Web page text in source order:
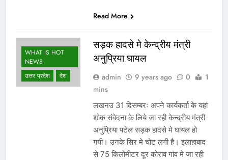
Read More
WHAT IS HOT
NEWS
उत्तर प्रदेश
देश
सड़क हादसे मे केन्द्रीय मंत्री
अनुप्रिया घायल
admin 9 years ago 0
1
mins
लखनउ 31 दिसम्बरः अपने कार्यकर्ता के यहां
शोक संवेदना के लिये जा रही केन्द्रीय मंत्री
अनुप्रिया पटेल सड़क हादसे मे घायल हो
गयी। उनके सिर मे चोट लगी है। इलाहाबाद
से 75 किलोमीटर दूर कोराव गांव मे जा रही